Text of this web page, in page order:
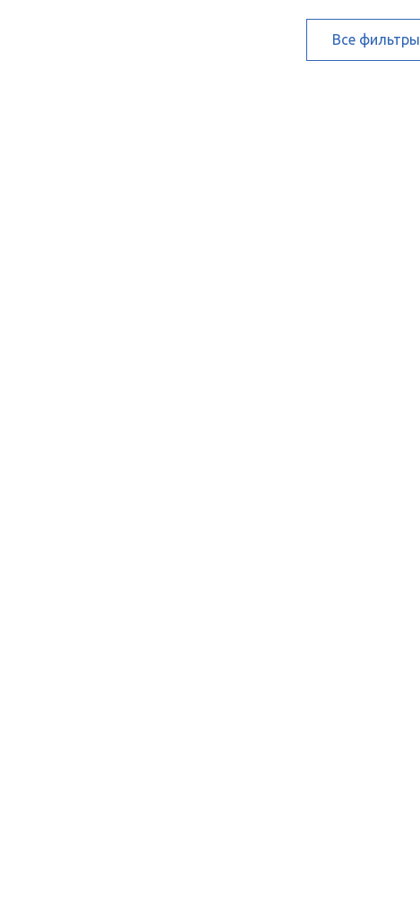
Все фильтры